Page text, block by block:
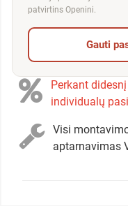
patvirtins Openini.
Gauti
Perkant
individualų
Visi
aptarnavimas